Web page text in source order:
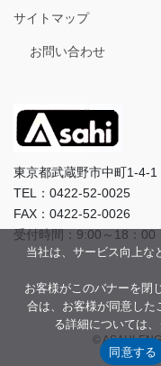
サイトマップ
お問い合わせ
東京都武蔵野市中町1-4-1
TEL：0422-52-0025
FAX：0422-52-0026
受付時間：9:00～18：00
© ASAHI-
当社は、サービス向上
お客様がこのバナーを閉
合は、お客様が同意し
る詳細については
同意する